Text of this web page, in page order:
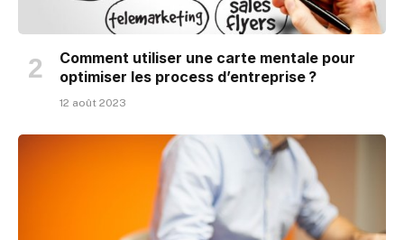
Comment utiliser une carte mentale pour
optimiser les process d’entreprise ?
12 août 2023